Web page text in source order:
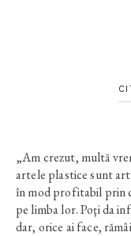
„Am crezut, multă
artele plastice sunt
în mod profitabil prin
pe limba lor. Poţi da
dar, orice ai face,